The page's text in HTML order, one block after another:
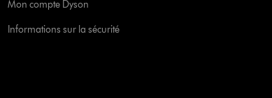
Mon compte Dyson
Informations sur la sécurité